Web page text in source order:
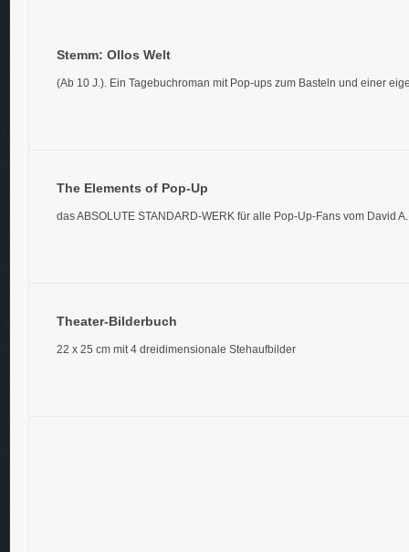
Stemm: Ollos Welt
(Ab 10 J.). Ein Tagebuchroman mit Pop-ups zum Basteln und einer
The Elements of Pop-Up
das ABSOLUTE STANDARD-WERK für alle Pop-Up-Fans vom David
Theater-Bilderbuch
22 x 25 cm mit 4 dreidimensionale Stehaufbilder